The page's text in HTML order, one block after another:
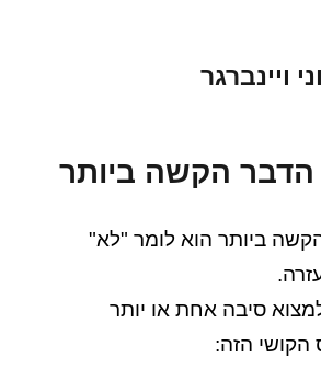
ויינברגר
הדבר הקשה ביותר
ביותר הוא לומר "לא"
סיבה אחת או יותר
הקושי הזה: